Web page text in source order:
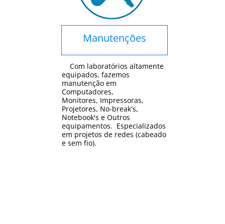
Manutenções
Com laboratórios altamente
equipados, fazemos
manutenção em
Computadores,
Monitores, Impressoras,
Projetores, No-break's,
Notebook's e Outros
equipamentos. Especializados
em projetos de redes (cabeado
e sem fio).